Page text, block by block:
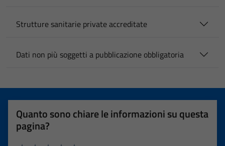
Strutture sanitarie private accreditate
Dati non più soggetti a pubblicazione obbligatoria
Quanto sono chiare le informazioni su questa
pagina?